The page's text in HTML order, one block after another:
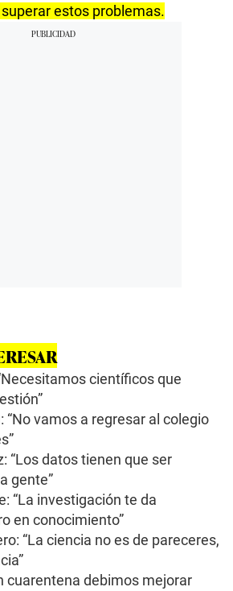
estos problemas.
científicos que
“No vamos a regresar al colegio
“Los datos tienen que ser
gente”
“La investigación te da
en conocimiento”
“La ciencia no es de pareceres,
cuarentena debimos mejorar